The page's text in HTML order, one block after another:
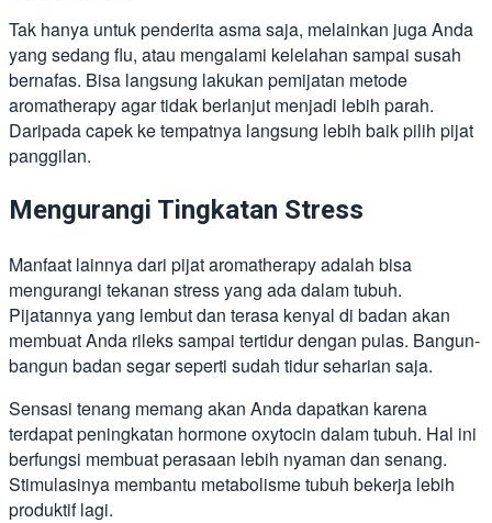
Tak hanya untuk penderita asma saja, melainkan juga Anda
yang sedang flu, atau mengalami kelelahan sampai susah
bernafas. Bisa langsung lakukan pemijatan metode
aromatherapy agar tidak berlanjut menjadi lebih parah.
Daripada capek ke tempatnya langsung lebih baik pilih pijat
panggilan.
Mengurangi Tingkatan Stress
Manfaat lainnya dari pijat aromatherapy adalah bisa
mengurangi tekanan stress yang ada dalam tubuh.
Pijatannya yang lembut dan terasa kenyal di badan akan
membuat Anda rileks sampai tertidur dengan pulas. Bangun-
bangun badan segar seperti sudah tidur seharian saja.
Sensasi tenang memang akan Anda dapatkan karena
terdapat peningkatan hormone oxytocin dalam tubuh. Hal ini
berfungsi membuat perasaan lebih nyaman dan senang.
Stimulasinya membantu metabolisme tubuh bekerja lebih
produktif lagi.